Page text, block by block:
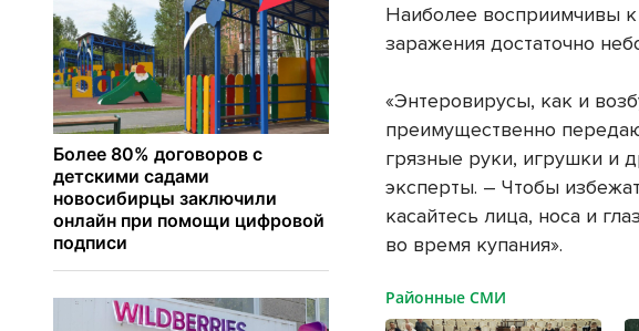
Наиболее восприимчивы
заражения достаточно
«Энтеровирусы, как и
преимущественно
грязные руки, игрушки и
эксперты. – Чтобы
касайтесь лица, носа и
во время купания».
Районные СМИ